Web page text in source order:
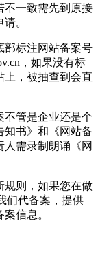
不一致需先到原接
。
部标注网站备案号
，如果没有标
上，被抽查到会直
不管是企业还是个
知书》和《网站备
需录制朗诵《网
规则，如果您在做
们代备案，提供
信息。